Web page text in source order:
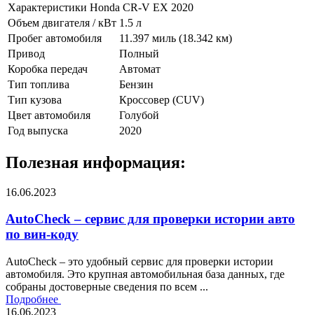
Характеристики Honda CR-V EX 2020
Объем двигателя / кВт 1.5 л
Пробег автомобиля
11.397 миль (18.342 км)
Привод
Полный
Коробка передач
Автомат
Тип топлива
Бензин
Тип кузова
Кроссовер (CUV)
Цвет автомобиля
Голубой
Год выпуска
2020
Полезная информация:
16.06.2023
AutoCheck – сервис для проверки истории авто
по вин-коду
AutoCheck – это удобный сервис для проверки истории
автомобиля. Это крупная автомобильная база данных, где
собраны достоверные сведения по всем ...
Подробнее
16.06.2023